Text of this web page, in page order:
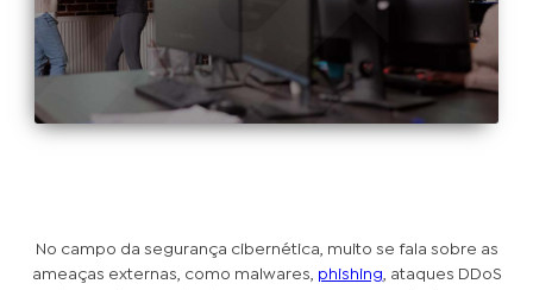
No campo da segurança cibernética, muito se fala sobre as
ameaças externas, como malwares,
phishing , ataques DDoS